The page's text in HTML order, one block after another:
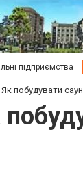
підприємства
Як побудувати